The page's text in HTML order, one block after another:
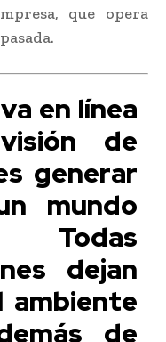
que opera
en línea
de
generar
mundo
Todas
dejan
ambiente
de